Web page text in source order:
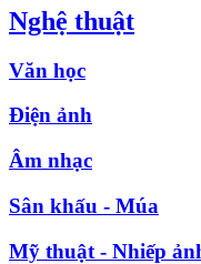
Nghệ thuật
Văn học
Điện ảnh
Âm nhạc
Sân khấu - Múa
Mỹ thuật - Nhiếp